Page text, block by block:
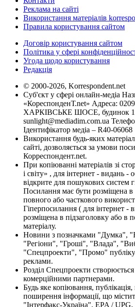
Реклама на сайті
Використання матеріалів
Правила користування сайтом
Договір користування сайтом
Політика у сфері
Угода щодо користування
Редакція
© 2000-2026, Korrespondent.net
Суб'єкт у сфері онлайн-медіа
«КореспонденТ.net» Адреса:
ХАРКІВСЬКЕ ШОСЕ, будинок
sunlight@mediadim.com.ua
Ідентифікатор медіа – R40-06068
Використання будь-яких
сайті, дозволяється за умови
Корреспондент.net.
При копіюванні матеріалів зі
і світу» , для інтернет - видань -
відкрите для пошукових систем
Посилання має бути розміщена в
повного або часткового
Гіперпосилання ( для інтернет -
розміщена в підзаголовку або в
матеріалу.
Новини з позначками "Думка",
"Регіони", "Гроші", "Влада",
"Спецпроекти", "Промо"
реклами.
Розділ Спецпроекти створюється
комерційними партнерами.
Будь яке копіювання,
поширення інформації, що
"Інтерфакс-Україна", EPA / UPG,